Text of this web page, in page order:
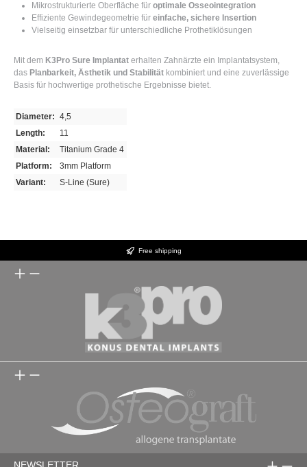
Mikrostrukturierte Oberfläche für optimale Osseointegration
Effiziente Gewindegeometrie für einfache, sichere Insertion
Vielseitig einsetzbar für unterschiedliche Prothetiklösungen
Mit dem K3Pro Sure Implantat erhalten Zahnärzte ein Implantatsystem,
das Planbarkeit, Ästhetik und Stabilität kombiniert und eine zuverlässige
Basis für hochwertige prothetische Ergebnisse bietet.
Diameter: 4,5
Length:
11
Material:
Titanium Grade 4
Platform:
3mm Platform
Variant:
S-Line (Sure)
Free shipping